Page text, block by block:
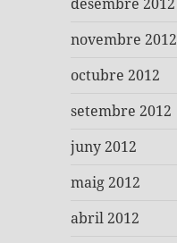
novembre 2012
octubre 2012
setembre 2012
juny 2012
maig 2012
abril 2012